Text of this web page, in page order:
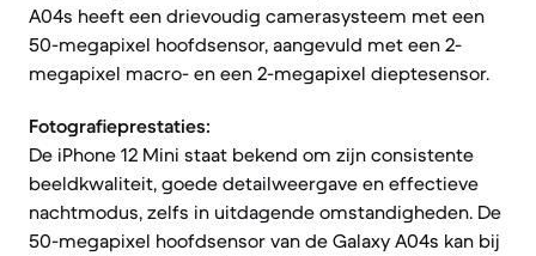
A04s heeft een drievoudig camerasysteem met een
50-megapixel hoofdsensor, aangevuld met een 2-
megapixel macro- en een 2-megapixel dieptesensor.
Fotografieprestaties:
De iPhone 12 Mini staat bekend om zijn consistente
beeldkwaliteit, goede detailweergave en effectieve
nachtmodus, zelfs in uitdagende omstandigheden. De
50-megapixel hoofdsensor van de Galaxy A04s kan bij